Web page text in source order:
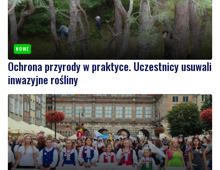
NOWE
Ochrona przyrody w praktyce. Uczestnicy usuwali
inwazyjne rośliny